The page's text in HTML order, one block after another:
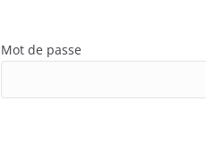
Mot de passe